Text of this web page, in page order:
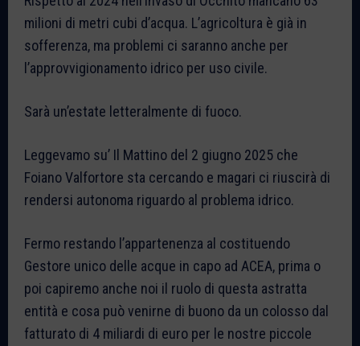
milioni di metri cubi d’acqua. L’agricoltura è già in
sofferenza, ma problemi ci saranno anche per
l’approvvigionamento idrico per uso civile.
Sarà un’estate letteralmente di fuoco.
Leggevamo su’ Il Mattino del 2 giugno 2025 che
Foiano Valfortore sta cercando e magari ci riuscirà di
rendersi autonoma riguardo al problema idrico.
Fermo restando l’appartenenza al costituendo
Gestore unico delle acque in capo ad ACEA, prima o
poi capiremo anche noi il ruolo di questa astratta
entità e cosa può venirne di buono da un colosso dal
fatturato di 4 miliardi di euro per le nostre piccole